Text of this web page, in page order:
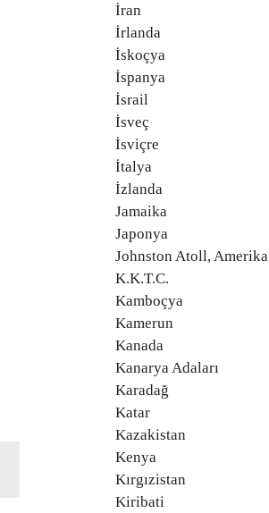
İran
İrlanda
İskoçya
İspanya
İsrail
İsveç
İsviçre
İtalya
İzlanda
Jamaika
Japonya
Johnston Atoll, Amerika
K.K.T.C.
Kamboçya
Kamerun
Kanada
Kanarya Adaları
Karadağ
Katar
Kazakistan
Kenya
Kırgızistan
Kiribati